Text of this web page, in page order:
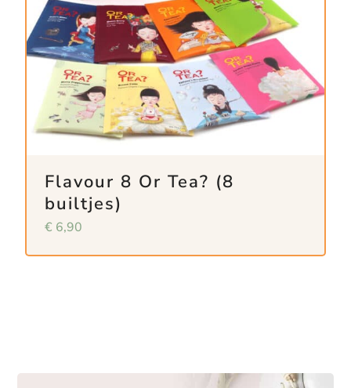
Flavour 8 Or Tea? (8
builtjes)
€ 6,90